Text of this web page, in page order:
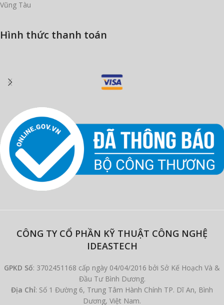
Vũng Tàu
Hình thức thanh toán
CÔNG TY CỔ PHẦN KỸ THUẬT CÔNG NGHỆ
IDEASTECH
GPKD Số: 3702451168 cấp ngày 04/04/2016 bởi Sở Kế Hoạch Và &
Đầu Tư Bình Dương.
Địa Chỉ: Số 1 Đường 6, Trung Tâm Hành Chính TP. Dĩ An, Bình
Dương, Việt Nam.